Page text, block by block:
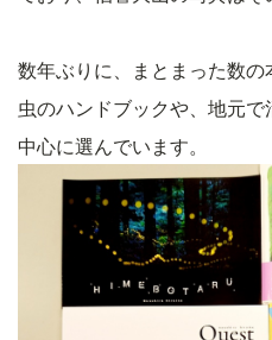
数年ぶりに、まとまった数
虫のハンドブックや、地元
中心に選んでいます。